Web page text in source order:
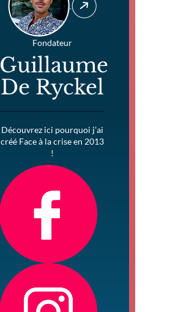
Fondateur
Guillaume
De Ryckel
Découvrez ici pourquoi j’ai
créé Face à la crise en 2013
!